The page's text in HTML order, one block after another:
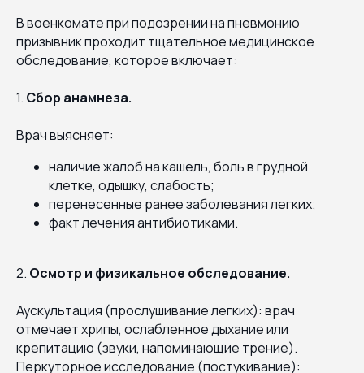
В военкомате при подозрении на пневмонию
призывник проходит тщательное медицинское
обследование, которое включает:
1. Сбор анамнеза.
Врач выясняет:
наличие жалоб на кашель, боль в грудной
клетке, одышку, слабость;
перенесенные ранее заболевания легких;
факт лечения антибиотиками.
2. Осмотр и физикальное обследование.
Аускультация (прослушивание легких): врач
отмечает хрипы, ослабленное дыхание или
крепитацию (звуки, напоминающие трение).
Перкуторное исследование (постукивание):